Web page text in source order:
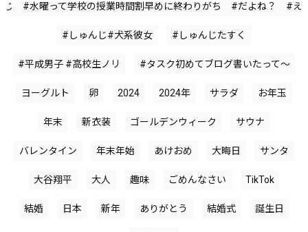
じ #水曜って学校の授業時間割早めに終わりがち #だよね？ #え
#しゅんじ#犬系彼女 #しゅんじたすく
#平成男子 #高校生ノリ #タスク初めてブログ書いたって〜
ヨーグルト 卵 2024 2024年 サラダ お年玉
年末 新衣装 ゴールデンウィーク サウナ
バレンタイン 年末年始 あけおめ 大晦日 サンタ
大谷翔平 大人 趣味 ごめんなさい TikTok
結婚 日本 新年 ありがとう 結婚式 誕生日